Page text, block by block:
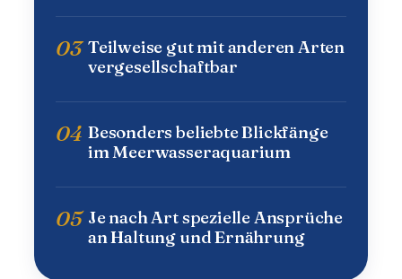
03 Teilweise gut mit anderen Arten
vergesellschaftbar
04 Besonders beliebte Blickfänge
im Meerwasseraquarium
05 Je nach Art spezielle Ansprüche
an Haltung und Ernährung